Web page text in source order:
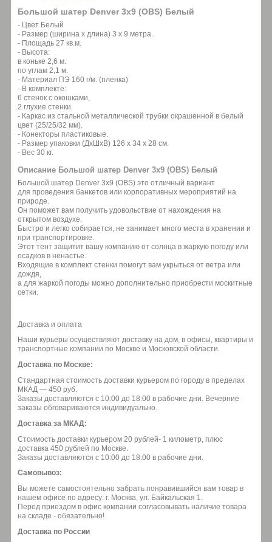
Большой шатер Denver 3х9 (OBS) Белый
- Цвет Белый
- Размер (ширина х длина) 3 х 9 метра.
- Площадь 27 кв.м.
- Высота:
в коньке 2,6 м.
по углам 2,1 м.
- Материал ПЭ 160 г/м. (пленка)
- В комплекте:
6 стенок с окошками,
2 глухие стенки.
- Каркас из стальной металлической трубки окрашенной в белый
цвет (25/25/32 мм).
- Конекторы пластиковые.
- Размер упаковки (ДхШхВ) 126 х 34 х 28 см.
- Вес 30 кг.
Описание Большой шатер Denver 3х9 (OBS) Белый
Большой шатер Denver 3х9 (OBS) это отличный вариант
для проведения банкетов или корпоративных мероприятий на
природе.
Он поможет вам получить удовольствие от нахождения на
открытом воздухе.
Быстро и легко собирается, не занимает много места в хранении и
при транспортировке.
Этот тент защитит вашу компанию от солнца в жаркую погоду или
осадков в ненастье.
Входящие в комплект стенки помогут вам укрыться от ветра или
дождя,
а для жаркой погоды можно дополнительно приобрести москитные
сетки.
Доставка и оплата
Наши курьеры осуществляют доставку на дом, в офисы, квартиры и
транспортные компании по Москве и Московской области.
Доставка по Москве:
Стандартная стоимость доставки курьером по городу в пределах
МКАД — 450 руб.
Заказы доставляются с 10:00 до 18:00 в рабочие дни. Вечерние
заказы обговариваются индивидуально.
Доставка за МКАД:
Стоимость доставки курьером 20 рублей- 1 километр, плюс
доставка 450 рублей по Москве.
Заказы доставляются с 10:00 до 18:00 в рабочие дни.
Самовывоз:
Вы можете самостоятельно забрать понравившийся вам товар в
нашем офисе по адресу: г. Москва, ул. Байкальская 1.
Перед приездом в офис компании согласовывать наличие товара
на складе - обязательно!
Доставка по России